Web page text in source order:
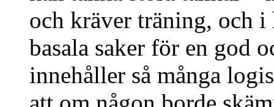
och kräver träning, och i
basala saker för en god
innehåller så många